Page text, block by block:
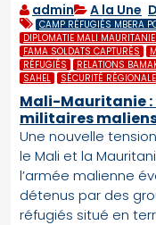
admin A la Une
CAMP RÉFUGIÉS MBERA
DIPLOMATIE MALI
FAMA SOLDATS CAPTURÉS
RÉFUGIÉS
RELATIONS
SAHEL
SÉCURITÉ RÉGIONALE
Mali-Mauritanie :
militaires
Une nouvelle
le Mali et la
l’armée malienne
détenus par des
réfugiés situé en